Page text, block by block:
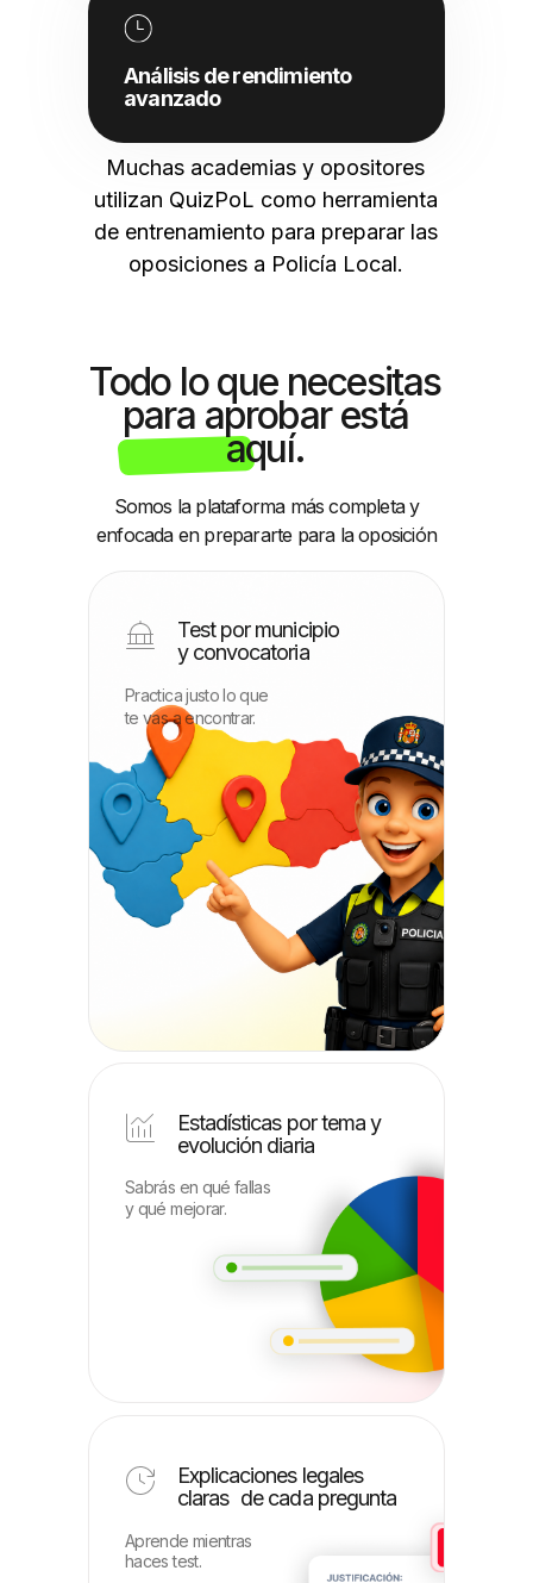
Análisis de rendimiento
avanzado
Muchas academias y opositores
utilizan QuizPoL como herramienta
de entrenamiento para preparar las
oposiciones a Policía Local.
Todo lo que necesitas
para aprobar está
aquí.
Somos la plataforma más completa y
enfocada en prepararte para la oposición
Test por municipio
y convocatoria
Practica justo lo que
te vas a encontrar.
Explicaciones legales
claras de cada pregunta
Aprende mientras
haces test.
Estadísticas por tema y
evolución diaria
Sabrás en qué fallas
y qué mejorar.